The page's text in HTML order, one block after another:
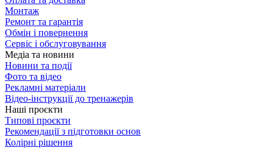
Монтаж
Ремонт та гарантія
Обмін і повернення
Сервіс і обслуговування
Медіа та новини
Новини та події
Фото та відео
Рекламні матеріали
Відео-інструкції до тренажерів
Наші проєкти
Типові проєкти
Рекомендації з підготовки основ
Колірні рішення